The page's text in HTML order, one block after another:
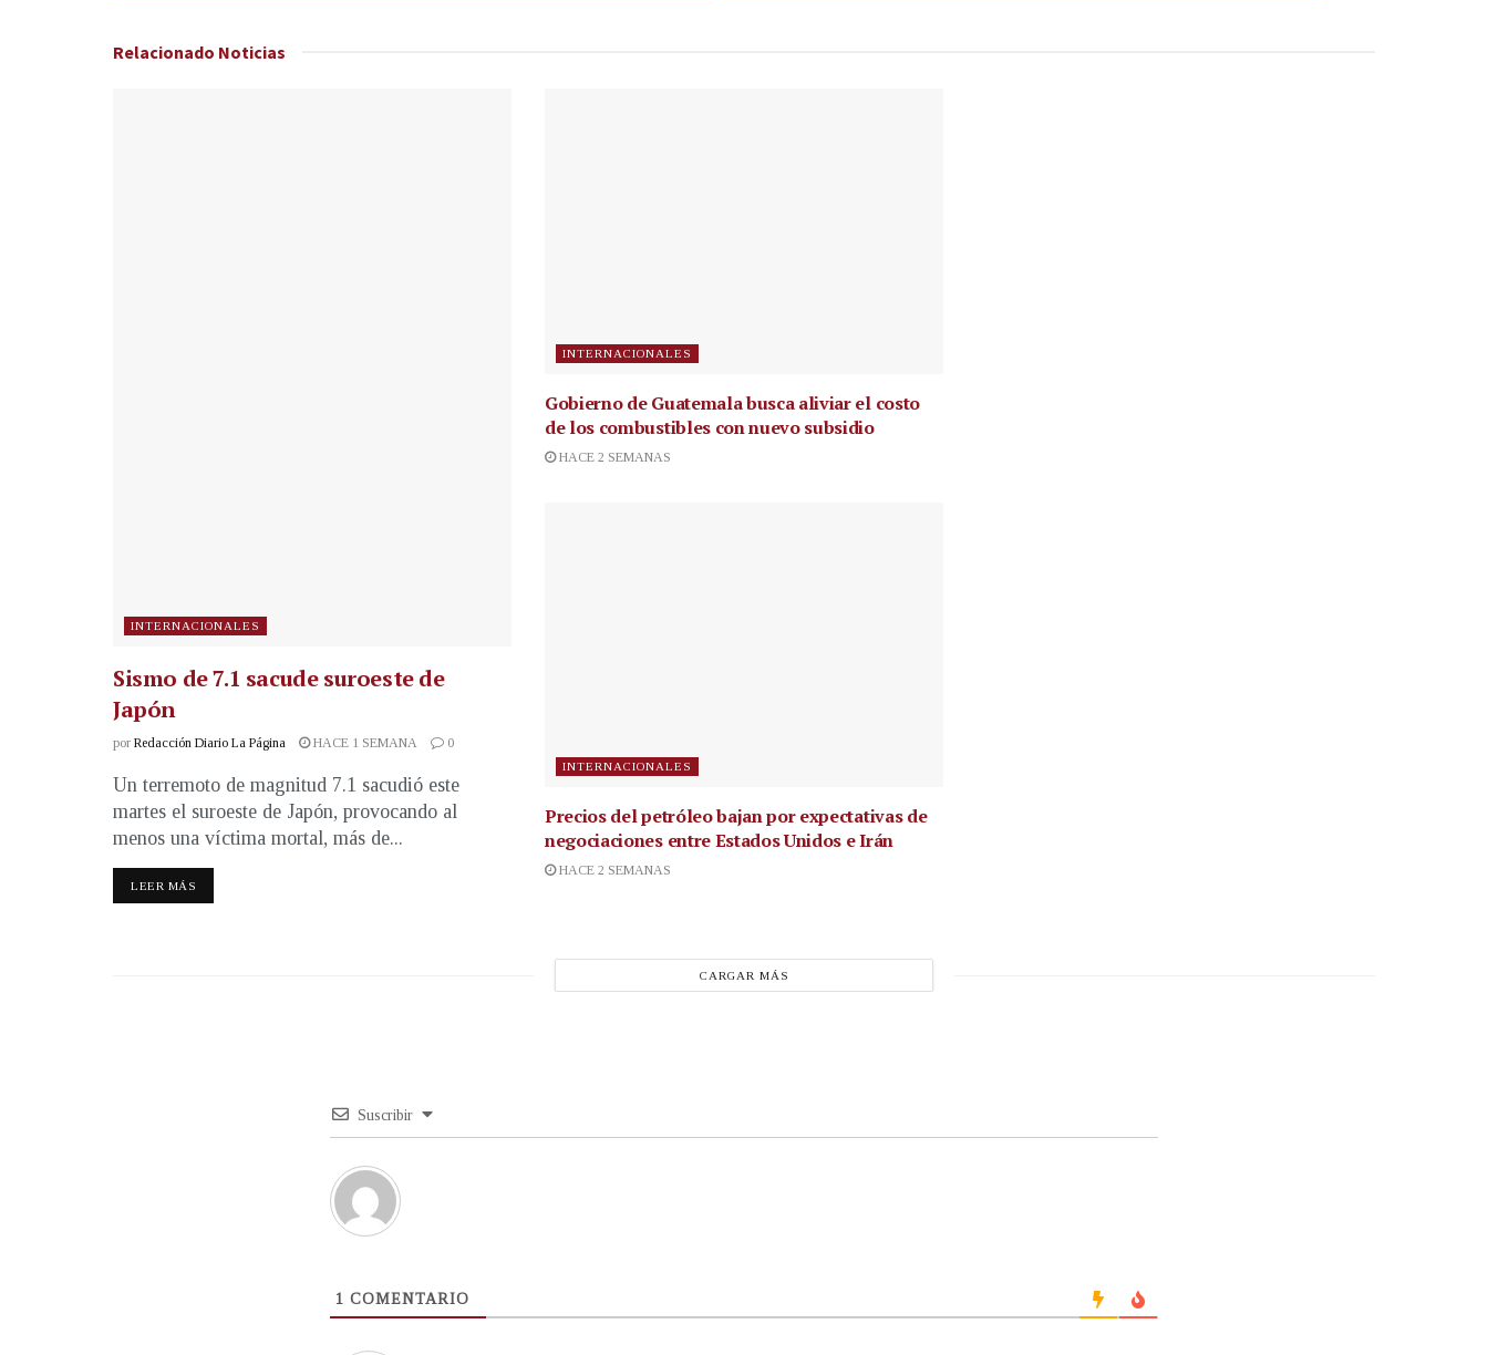
Relacionado Noticias
INTERNACIONALES
Sismo de 7.1 sacude suroeste de
Japón
por Redacción Diario La Página HACE 1 SEMANA 0
Un terremoto de magnitud 7.1 sacudió este
martes el suroeste de Japón, provocando al
menos una víctima mortal, más de...
LEER MÁS
INTERNACIONALES
Gobierno de Guatemala busca aliviar el costo
de los combustibles con nuevo subsidio
HACE 2 SEMANAS
INTERNACIONALES
Precios del petróleo bajan por expectativas de
negociaciones entre Estados Unidos e Irán
HACE 2 SEMANAS
CARGAR MÁS
Suscribir
1 COMENTARIO